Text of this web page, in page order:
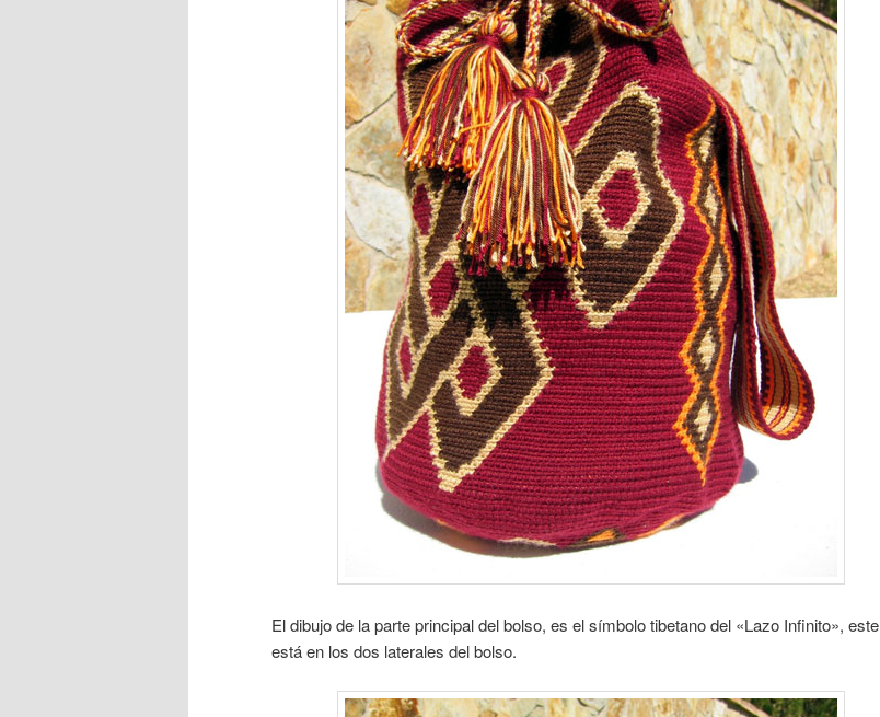
El dibujo de la parte principal del bolso, es el símbolo tibetano del «Lazo Infinito», este
está en los dos laterales del bolso.